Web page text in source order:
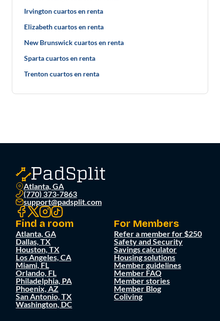
Irvington cuartos en renta
Elizabeth cuartos en renta
New Brunswick cuartos en renta
Sparta cuartos en renta
Trenton cuartos en renta
Atlanta, GA
(770) 373-7863
support@padsplit.com
Find a room
Atlanta, GA
Dallas, TX
Houston, TX
Los Angeles, CA
Miami, FL
Orlando, FL
Philadelphia, PA
Phoenix, AZ
San Antonio, TX
Washington, DC
For Members
Refer a member for $250
Safety and Security
Savings calculator
Housing solutions
Member guidelines
Member FAQ
Member stories
Member Blog
Coliving